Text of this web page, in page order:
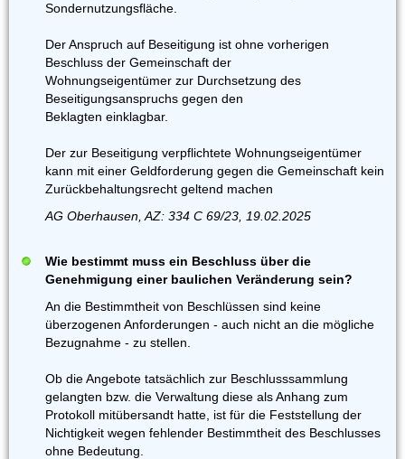
Sondernutzungsfläche.
Der Anspruch auf Beseitigung ist ohne vorherigen
Beschluss der Gemeinschaft der
Wohnungseigentümer zur Durchsetzung des
Beseitigungsanspruchs gegen den
Beklagten einklagbar.
Der zur Beseitigung verpflichtete Wohnungseigentümer
kann mit einer Geldforderung gegen die Gemeinschaft kein
Zurückbehaltungsrecht geltend machen
AG Oberhausen, AZ: 334 C 69/23, 19.02.2025
Wie bestimmt muss ein Beschluss über die
Genehmigung einer baulichen Veränderung sein?
An die Bestimmtheit von Beschlüssen sind keine
überzogenen Anforderungen - auch nicht an die mögliche
Bezugnahme - zu stellen.
Ob die Angebote tatsächlich zur Beschlusssammlung
gelangten bzw. die Verwaltung diese als Anhang zum
Protokoll mitübersandt hatte, ist für die Feststellung der
Nichtigkeit wegen fehlender Bestimmtheit des Beschlusses
ohne Bedeutung.